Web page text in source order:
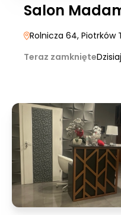
Salon
Rolnicza 64, Piotrków
Teraz zamknięte